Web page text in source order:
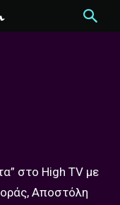
στο High TV με
Αποστόλη